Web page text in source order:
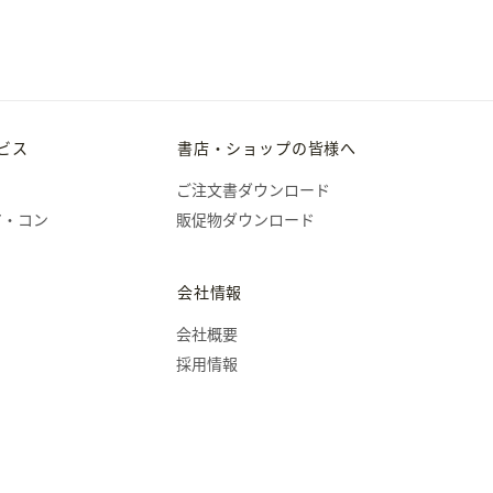
ス
コン
書店・ショップの皆様へ
ご注文書ダウンロード
販促物ダウンロード
会社情報
会社概要
採用情報